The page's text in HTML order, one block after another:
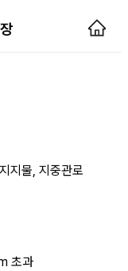
설 페이지
지물, 지중관로
초과